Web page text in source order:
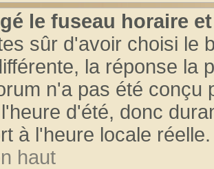
le fuseau horaire
sûr d'avoir choisi le
la réponse la
n'a pas été conçu
d'été, donc
à l'heure locale réelle.
haut